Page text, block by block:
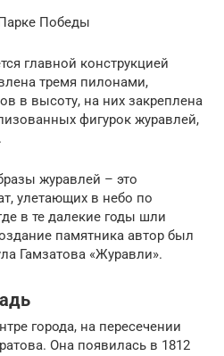
Победы
главной конструкцией
тремя пилонами,
в высоту, на них закреплена
фигурок журавлей,
журавлей – это
улетающих в небо по
в те далекие годы шли
памятника автор был
Гамзатова «Журавли».
города, на пересечении
Она появилась в 1812